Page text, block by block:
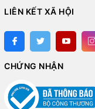
LIÊN KẾT XÃ HỘI
CHỨNG NHẬN